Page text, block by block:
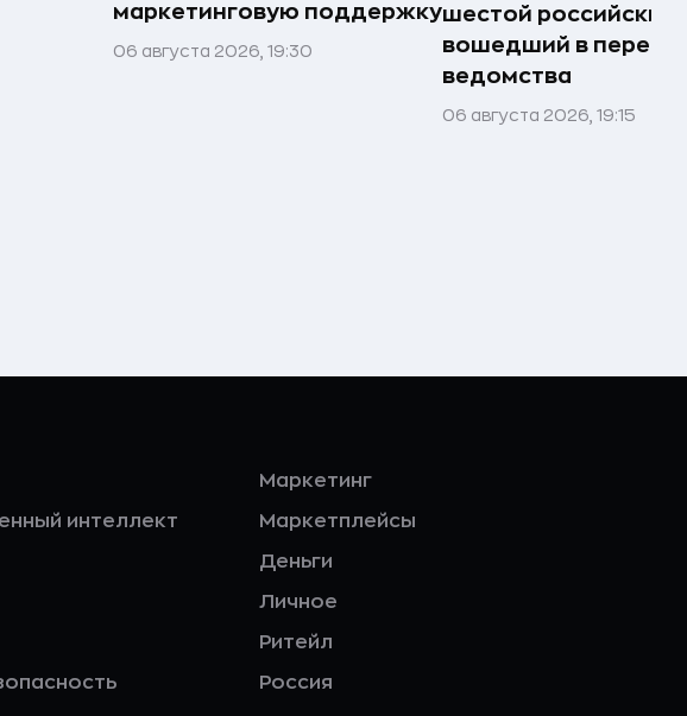
маркетинговую поддержку
06 августа 2026, 19:30
шестой российский
вошедший в
ведомства
06 августа 2026, 19:15
интеллект
Маркетинг
Маркетплейсы
Деньги
Личное
Ритейл
Россия